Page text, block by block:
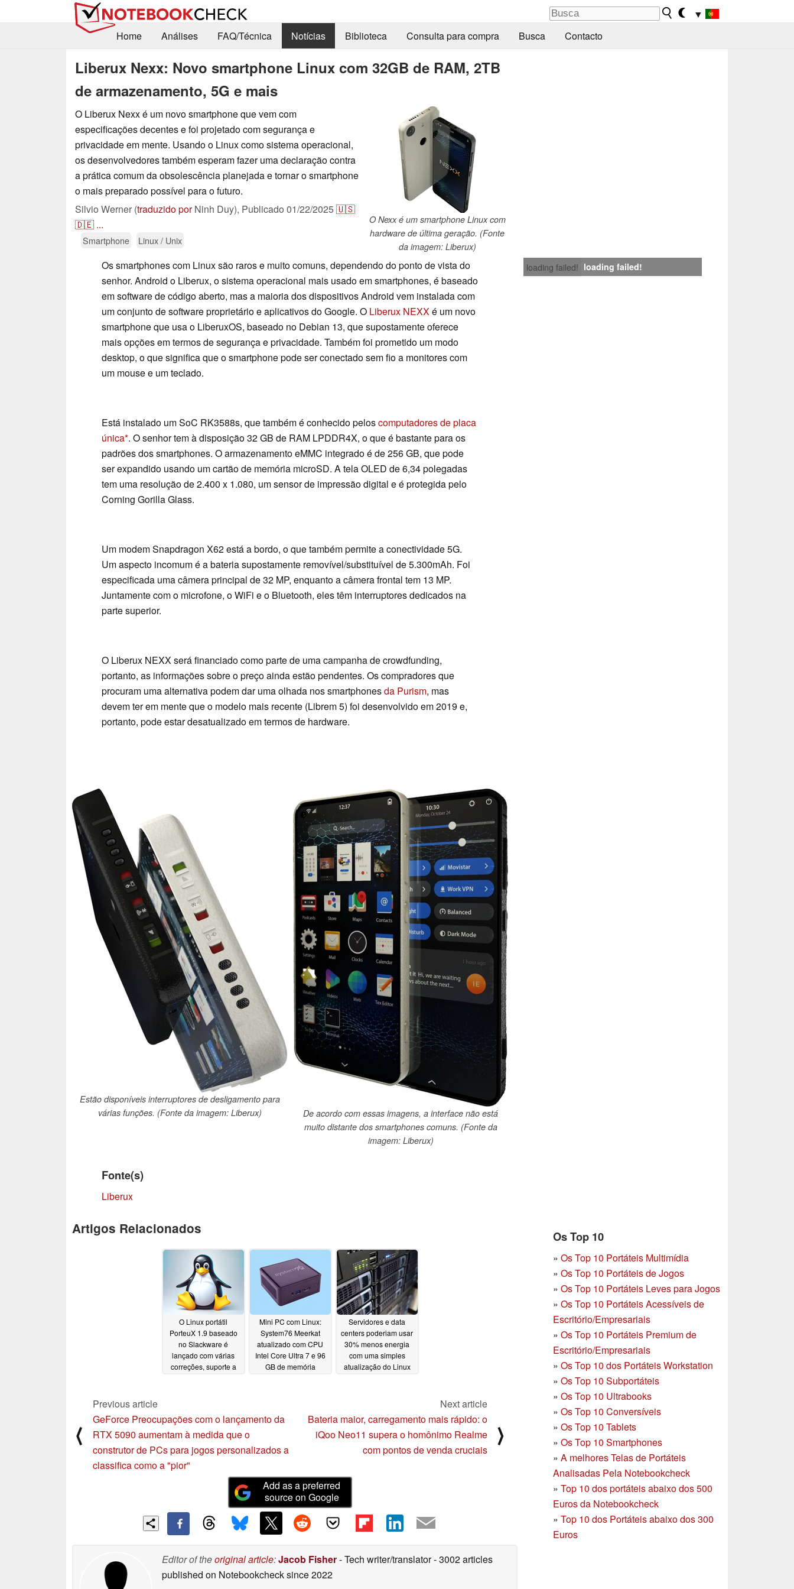
▼
Home
Análises FAQ/Técnica Notícias Biblioteca Consulta para compra Busca Contacto
Liberux Nexx: Novo smartphone Linux com 32GB de RAM, 2TB
de armazenamento, 5G e mais
O Nexx é um smartphone Linux com
hardware de última geração. (Fonte
da imagem: Liberux)
O Liberux Nexx é um novo smartphone que vem com
especificações decentes e foi projetado com segurança e
privacidade em mente. Usando o Linux como sistema operacional,
os desenvolvedores também esperam fazer uma declaração contra
a prática comum da obsolescência planejada e tornar o smartphone
o mais preparado possível para o futuro.
Silvio Werner (traduzido porNinh Duy), Publicado 01/22/2025🇺🇸
🇩🇪 ...
Smartphone Linux / Unix
loading failed! loading failed!
Os smartphones com Linux são raros e muito comuns, dependendo do ponto de vista do
senhor. Android o Liberux, o sistema operacional mais usado em smartphones, é baseado
em software de código aberto, mas a maioria dos dispositivos Android vem instalada com
um conjunto de software proprietário e aplicativos do Google. O Liberux NEXXé um novo
smartphone que usa o LiberuxOS, baseado no Debian 13, que supostamente oferece
mais opções em termos de segurança e privacidade. Também foi prometido um modo
desktop, o que significa que o smartphone pode ser conectado sem fio a monitores com
um mouse e um teclado.
Está instalado um SoC RK3588s, que também é conhecido peloscomputadores de placa
única . O senhor tem à disposição 32 GB de RAM LPDDR4X, o que é bastante para os
padrões dos smartphones. O armazenamento eMMC integrado é de 256 GB, que pode
ser expandido usando um cartão de memória microSD. A tela OLED de 6,34 polegadas
tem uma resolução de 2.400 x 1.080, um sensor de impressão digital e é protegida pelo
Corning Gorilla Glass.
Um modem Snapdragon X62 está a bordo, o que também permite a conectividade 5G.
Um aspecto incomum é a bateria supostamente removível/substituível de 5.300mAh. Foi
especificada uma câmera principal de 32 MP, enquanto a câmera frontal tem 13 MP.
Juntamente com o microfone, o WiFi e o Bluetooth, eles têm interruptores dedicados na
parte superior.
O Liberux NEXX será financiado como parte de uma campanha de crowdfunding,
portanto, as informações sobre o preço ainda estão pendentes. Os compradores que
procuram uma alternativa podem dar uma olhada nos smartphonesda Purism, mas
devem ter em mente que o modelo mais recente (Librem 5) foi desenvolvido em 2019 e,
portanto, pode estar desatualizado em termos de hardware.
Estão disponíveis interruptores de desligamento para
várias funções. (Fonte da imagem: Liberux)
De acordo com essas imagens, a interface não está
muito distante dos smartphones comuns. (Fonte da
imagem: Liberux)
Fonte(s)
Liberux
Os Top 10
» Os Top 10 Portáteis Multimídia
» Os Top 10 Portáteis de Jogos
» Os Top 10 Portáteis Leves para Jogos
» Os Top 10 Portáteis Acessíveis de
Escritório/Empresariais
» Os Top 10 Portáteis Premium de
Escritório/Empresariais
» Os Top 10 dos Portáteis Workstation
» Os Top 10 Subportáteis
» Os Top 10 Ultrabooks
» Os Top 10 Conversíveis
» Os Top 10 Tablets
» Os Top 10 Smartphones
» A melhores Telas de Portáteis
Analisadas Pela Notebookcheck
» Top 10 dos portáteis abaixo dos 500
Euros da Notebookcheck
» Top 10 dos Portáteis abaixo dos 300
Euros
Artigos Relacionados
O Linux portátil
PorteuX 1.9 baseado
no Slackware é
lançado com várias
correções, suporte a
Mini PC com Linux:
System76 Meerkat
atualizado com CPU
Intel Core Ultra 7 e 96
GB de memória
Servidores e data
centers poderiam usar
30% menos energia
com uma simples
atualização do Linux
⟨
Previous article
GeForce Preocupações com o lançamento da
RTX 5090 aumentam à medida que o
construtor de PCs para jogos personalizados a
classifica como a "pior"
Next article
Bateria maior, carregamento mais rápido: o
iQoo Neo11 supera o homônimo Realme
com pontos de venda cruciais
⟩
Add as a preferred
source on Google
Editor of theoriginal article:Jacob Fisher- Tech writer/translator- 3002 articles
published on Notebookchecksince 2022